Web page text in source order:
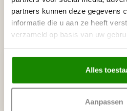
partners kunnen deze gegevens
informatie die u aan ze heeft
verzameld op basis van uw
Alles
Aanpassen
Recent bekeken